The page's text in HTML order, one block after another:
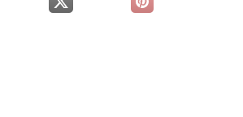
in una nuova scheda)
(si apre in una nuova scheda)
(si apre in una